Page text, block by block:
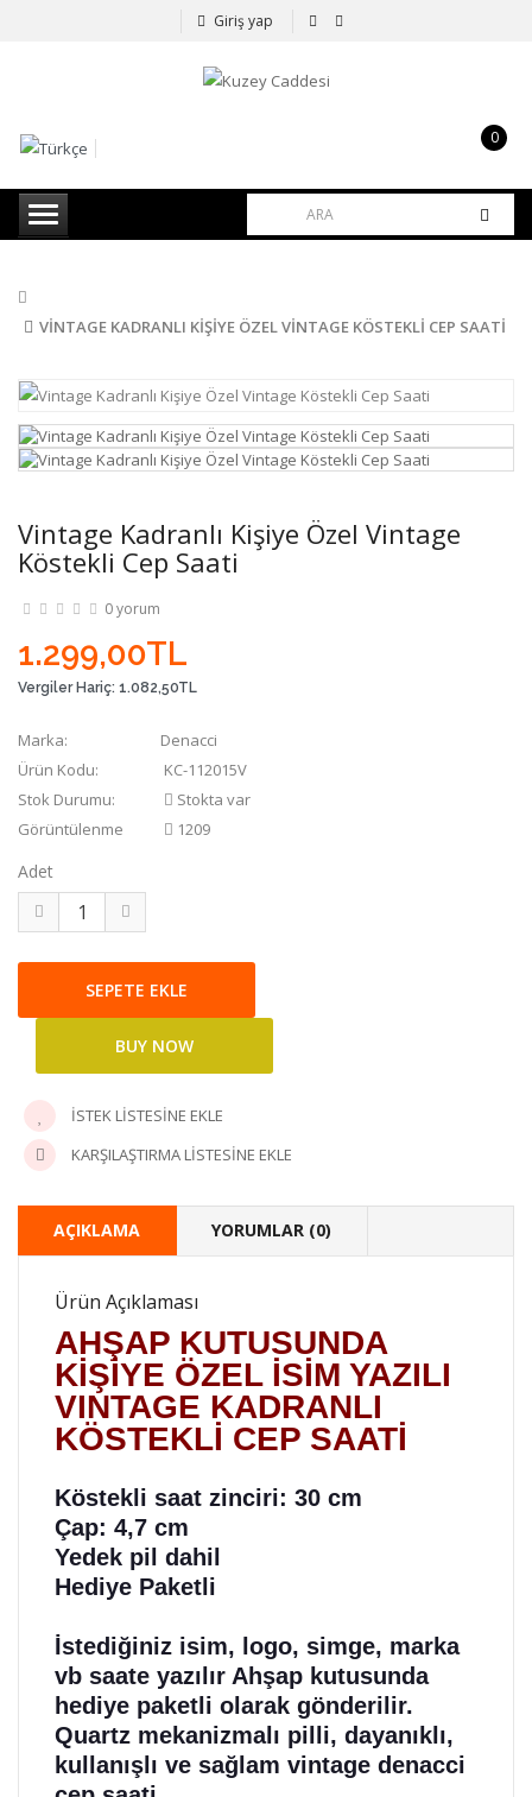
Giriş yap
0
-
0,00TL
VINTAGE KADRANLI KIŞIYE ÖZEL VINTAGE KÖSTEKLI CEP SAATI
Vintage Kadranlı Kişiye Özel Vintage
Köstekli Cep Saati
0 yorum
1.299,00TL
Vergiler Hariç: 1.082,50TL
Marka:
Denacci
Ürün Kodu:
KC-112015V
Stok Durumu:
Stokta var
Görüntülenme
1209
Adet
İSTEK LISTESINE EKLE
KARŞILAŞTIRMA LISTESINE EKLE
AÇIKLAMA YORUMLAR (0)
Ürün Açıklaması
AHŞAP KUTUSUNDA
KİŞİYE ÖZEL İSİM YAZILI
VINTAGE KADRANLI
KÖSTEKLİ CEP SAATİ
Köstekli saat zinciri: 30 cm
Çap: 4,7 cm
Yedek pil dahil
Hediye Paketli
İstediğiniz isim, logo, simge, marka
vb saate yazılır Ahşap kutusunda
hediye paketli olarak gönderilir.
Quartz mekanizmalı pilli, dayanıklı,
kullanışlı ve sağlam vintage denacci